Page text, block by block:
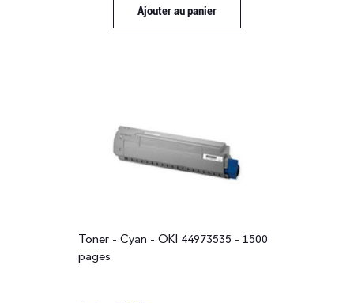
Ajouter au panier
Toner - Cyan - OKI 44973535 - 1500
pages